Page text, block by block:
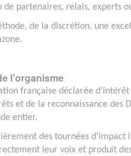
partenaires, relais, experts
de la discrétion, une
l’organisme
française déclarée
et de la reconnaissance
entier.
des tournées
leur voix et produit